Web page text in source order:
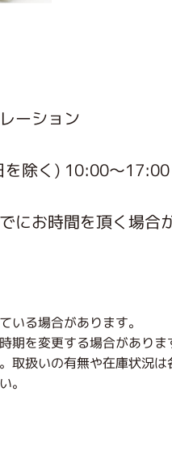
ーション
を除く) 10:00～17:00
にお時間を頂く場合
る場合があります。
期を変更する場合がありま
取扱いの有無や在庫状況は
。